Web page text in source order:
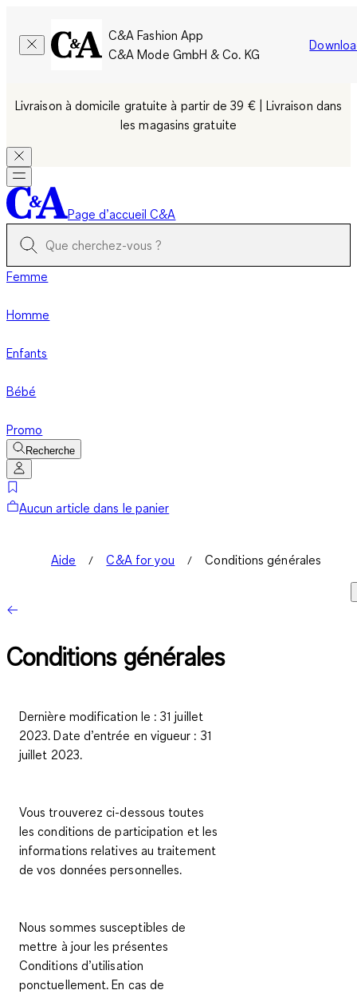
C&A Fashion App
C&A Mode GmbH & Co. KG
Livraison à domicile gratuite à partir de 39 € | Livraison dans
les magasins gratuite
Page d’accueil C&A
Femme
Homme
Enfants
Bébé
Promo
Recherche
Aucun article dans le panier
Aide C&A for you Conditions générales
Conditions générales
Dernière modification le : 31 juillet
2023. Date d’entrée en vigueur : 31
juillet 2023.
Vous trouverez ci-dessous toutes
les conditions de participation et les
informations relatives au traitement
de vos données personnelles.
Nous sommes susceptibles de
mettre à jour les présentes
Conditions d’utilisation
ponctuellement. En cas de